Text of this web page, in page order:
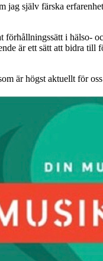
själv färska
i hälso-
är ett sätt att bidra
är högst aktuellt för